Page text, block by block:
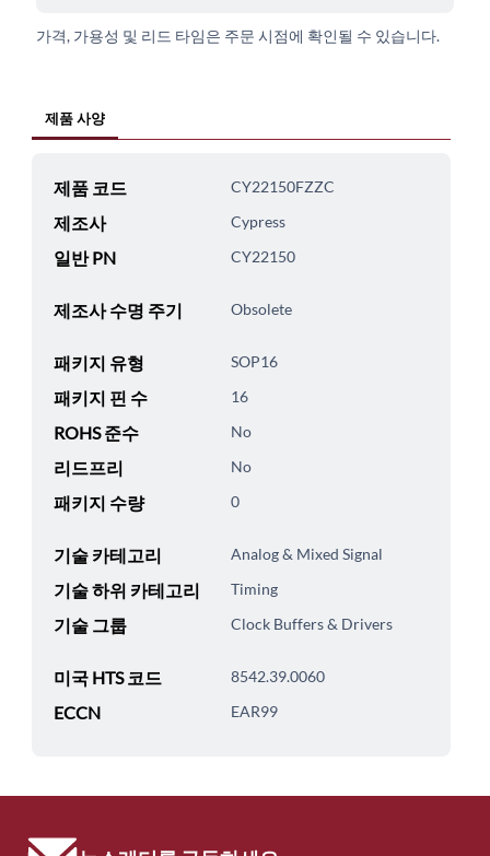
가격, 가용성 및 리드 타임은 주문 시점에 확인될 수 있습니다.
제품 사양
제품 코드 CY22150FZZC
제조사 Cypress
일반 PN CY22150
제조사 수명 주기 Obsolete
패키지 유형 SOP16
패키지 핀 수 16
ROHS 준수 No
리드프리 No
패키지 수량 0
기술 카테고리 Analog & Mixed Signal
기술 하위 카테고리 Timing
기술 그룹 Clock Buffers & Drivers
미국 HTS 코드 8542.39.0060
ECCN EAR99